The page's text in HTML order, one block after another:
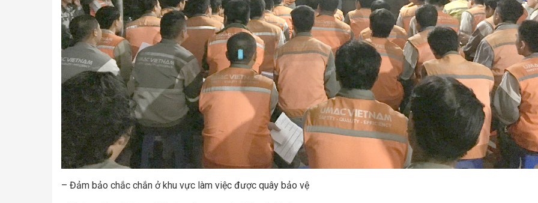
– Đảm bảo chắc chắn ở khu vực làm việc được quây bảo vệ